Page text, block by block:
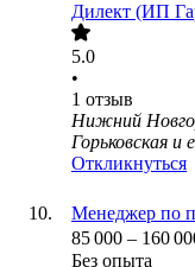
Дилект (ИП
5.0
•
1 отзыв
Нижний
Горьковская и
Откликнуться
Менеджер по
85 000 – 160
Без опыта